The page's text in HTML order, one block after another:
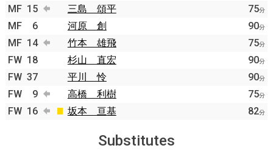
MF 15 三島 頌平 75分
MF 6 河原 創 90分
MF 14 竹本 雄飛 75分
FW 18 杉山 直宏 90分
FW 37 平川 怜 90分
FW 9 高橋 利樹 75分
FW 16 坂本 亘基 82分
Substitutes